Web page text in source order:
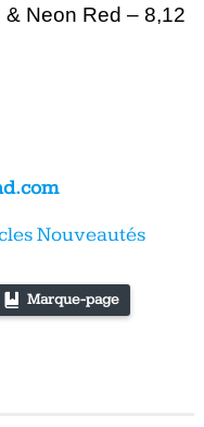
Neon Red – 8,12
Nouveautés
Marque-page